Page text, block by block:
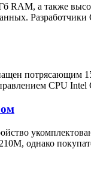
RAM, а также
CPU Intel
однако